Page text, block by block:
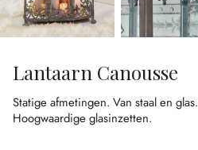
Lantaarn Canousse
Statige afmetingen. Van staal en glas.
Hoogwaardige glasinzetten.